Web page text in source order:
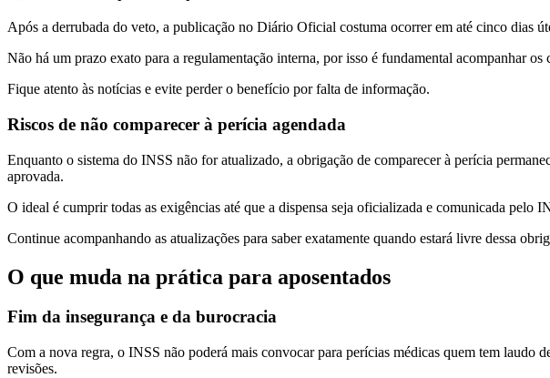
Após a derrubada do veto, a publicação no Diário Oficial costuma ocorrer em até cinco dias
Não há um prazo exato para a regulamentação interna, por isso é fundamental acompanhar
Fique atento às notícias e evite perder o benefício por falta de informação.
Riscos de não comparecer à perícia agendada
Enquanto o sistema do INSS não for atualizado, a obrigação de comparecer à perícia
aprovada.
O ideal é cumprir todas as exigências até que a dispensa seja oficializada e comunicada pelo
Continue acompanhando as atualizações para saber exatamente quando estará livre dessa
O que muda na prática para aposentados
Fim da insegurança e da burocracia
Com a nova regra, o INSS não poderá mais convocar para perícias médicas quem tem
revisões.